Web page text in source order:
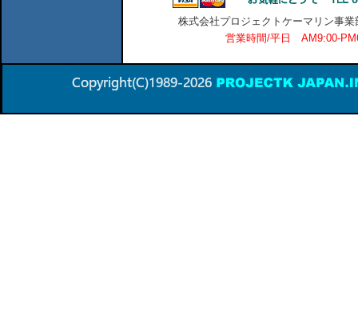
株式会社プロジェクトケーマリン事
営業時間/平日 AM9:00-